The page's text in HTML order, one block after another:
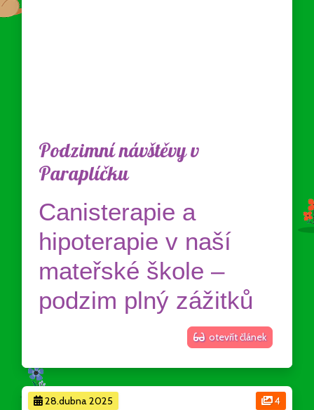
Podzimní návštěvy v
Paraplíčku
Canisterapie a
hipoterapie v naší
mateřské škole –
podzim plný zážitků
otevřít článek
4
28.dubna 2025